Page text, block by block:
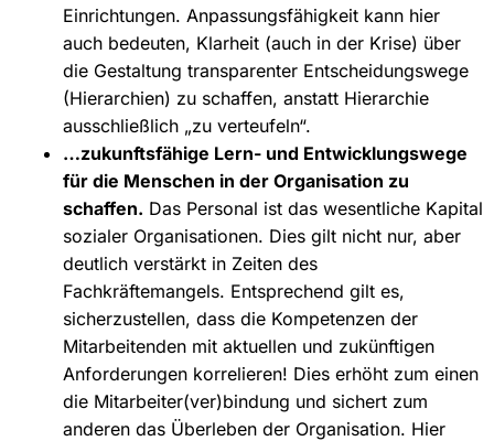
Einrichtungen. Anpassungsfähigkeit kann hier
auch bedeuten, Klarheit (auch in der Krise) über
die Gestaltung transparenter Entscheidungswege
(Hierarchien) zu schaffen, anstatt Hierarchie
ausschließlich „zu verteufeln“.
…zukunftsfähige Lern- und Entwicklungswege
für die Menschen in der Organisation zu
schaffen. Das Personal ist das wesentliche Kapital
sozialer Organisationen. Dies gilt nicht nur, aber
deutlich verstärkt in Zeiten des
Fachkräftemangels. Entsprechend gilt es,
sicherzustellen, dass die Kompetenzen der
Mitarbeitenden mit aktuellen und zukünftigen
Anforderungen korrelieren! Dies erhöht zum einen
die Mitarbeiter(ver)bindung und sichert zum
anderen das Überleben der Organisation. Hier